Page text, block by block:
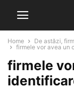
Home
De astăzi,
firmele vor avea un
firmele